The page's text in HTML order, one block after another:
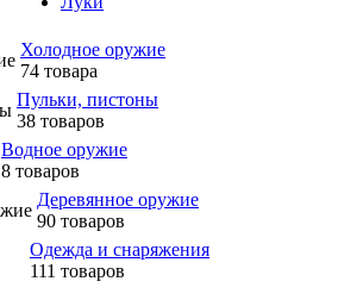
Холодное оружие
74 товара
Пульки, пистоны
38 товаров
Водное оружие
8 товаров
Деревянное оружие
90 товаров
Одежда и снаряжения
111 товаров